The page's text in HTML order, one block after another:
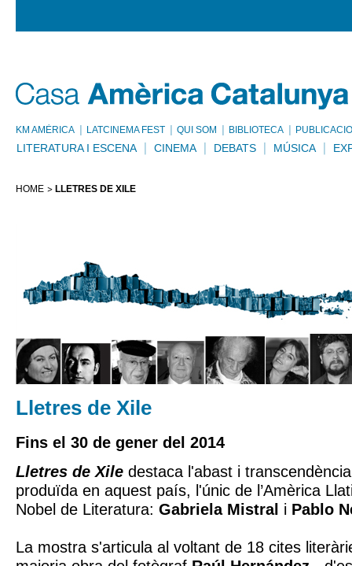
KM AMÈRICA LATCINEMA FEST QUI SOM BIBLIOTECA
LITERATURA I ESCENA CINEMA DEBATS MÚSICA
HOME LLETRES DE XILE
Lletres de Xile
Fins el 30 de gener del 2014
Lletres de Xile destaca l'abast i
produïda en aquest país, l'únic de l’Amèrica
Nobel de Literatura: Gabriela Mistral i Pablo
La mostra s'articula al voltant de 18 cites